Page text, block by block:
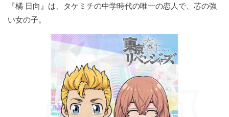
『橘 日向』は、タケミチの中学時代の唯一の恋人で、芯の強
い女の子。